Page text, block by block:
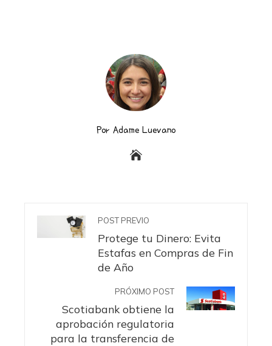
Por Adame Luevano
POST PREVIO
Protege tu Dinero: Evita
Estafas en Compras de Fin
de Año
PRÓXIMO POST
Scotiabank obtiene la
aprobación regulatoria
para la transferencia de